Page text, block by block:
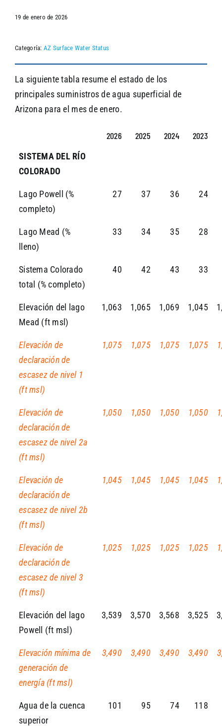
19 de enero de 2026
Categoría: AZ Surface Water Status
La siguiente tabla resume el estado de los
principales suministros de agua superficial de
Arizona para el mes de enero.
2026 2025 2024 2023
SISTEMA DEL RÍO
COLORADO
Lago Powell (%
completo)
27 37 36 24
Lago Mead (%
lleno)
33 34 35 28
Sistema Colorado
total (% completo)
40 42 43 33
Elevación del lago
Mead (ft msl)
1,063 1,065 1,069 1,045
Elevación de
declaración de
escasez de nivel 1
(ft msl)
1,075 1,075 1,075 1,075
Elevación de
declaración de
escasez de nivel 2a
(ft msl)
1,050 1,050 1,050 1,050
Elevación de
declaración de
escasez de nivel 2b
(ft msl)
1,045 1,045 1,045 1,045
Elevación de
declaración de
escasez de nivel 3
(ft msl)
1,025 1,025 1,025 1,025
Elevación del lago
Powell (ft msl)
3,539 3,570 3,568 3,525
Elevación mínima de
generación de
energía (ft msl)
3,490 3,490 3,490 3,490
Agua de la cuenca
superior
101 95 74 118